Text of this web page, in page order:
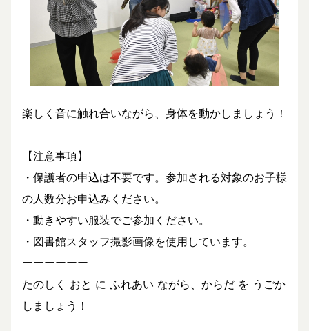
楽しく音に触れ合いながら、身体を動かしましょう！
【注意事項】
・保護者の申込は不要です。参加される対象のお子様
の人数分お申込みください。
・動きやすい服装でご参加ください。
・図書館スタッフ撮影画像を使用しています。
ーーーーーー
たのしく おと に ふれあい ながら、からだ を うごか
しましょう！